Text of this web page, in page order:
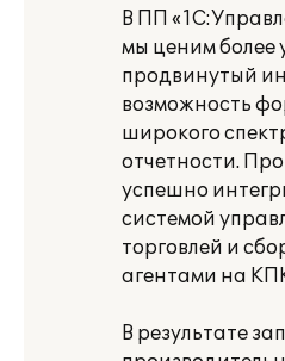
В ПП
мы ценим более
продвинутый
возможность
широкого
отчетности.
успешно
системой
торговлей и
агентами на
В результате